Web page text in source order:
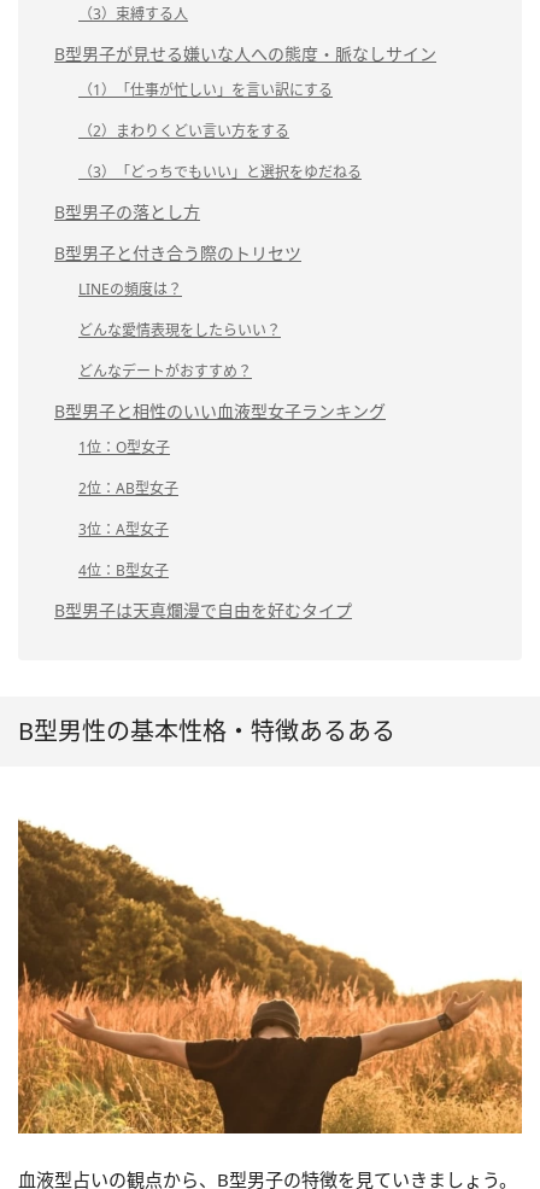
（3）束縛する人
B型男子が見せる嫌いな人への態度・脈なしサイン
（1）「仕事が忙しい」を言い訳にする
（2）まわりくどい言い方をする
（3）「どっちでもいい」と選択をゆだねる
B型男子の落とし方
B型男子と付き合う際のトリセツ
LINEの頻度は？
どんな愛情表現をしたらいい？
どんなデートがおすすめ？
B型男子と相性のいい血液型女子ランキング
1位：O型女子
2位：AB型女子
3位：A型女子
4位：B型女子
B型男子は天真爛漫で自由を好むタイプ
B型男性の基本性格・特徴あるある
血液型占いの観点から、B型男子の特徴を見ていきましょう。